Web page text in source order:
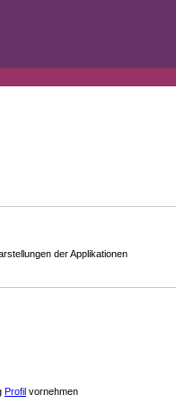
der Applikationen
Profil vornehmen